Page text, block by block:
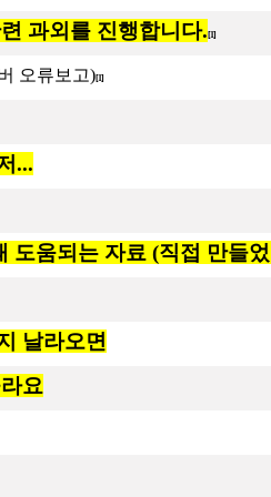
과외를 진행합니다. [1]
오류보고)[1]
...
도움되는 자료 (직접 만들
날라오면
요